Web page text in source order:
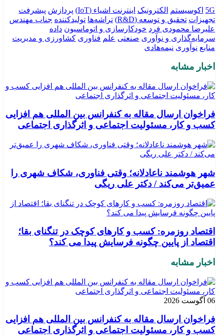
5G اکوسیستم الکترونیک اینترنت اشیاء (IoT) پردازش پیشرفت
تجهیزات تحقیق و توسعه (R&D) تراشه‌ها تولیدکننده جناب مهندس
علیرضا محمودی فرد خودکارسازی و اتوماسیون داده
سرمایه‌گذاری و نوآوری صنعتی علم فناوری کشاورزی و مدیریت
منابع نوآوری نیمه‌هادی
اخبار مشابه
فراخوان ارسال مقاله به کنفرانس بین المللی هم افزایی
کسب و کار، مسئولیت اجتماعی و اثرگذاری اجتماعی
شهر هوشمند ناعادلانه؛ وقتی فناوری، شکاف شهری را
عمیق‌تر می‌کند / دکتر علی ریگی
اقتصاد روزمره: کسب‌ و کارهای کوچک در تنگنای بقا؛
اقتصاد از پایین چگونه فرسایش پیدا می کند؟
اخبار مشابه
06 آگوست 2026
فراخوان ارسال مقاله به کنفرانس بین المللی هم افزایی
کسب و کار، مسئولیت اجتماعی و اثرگذاری اجتماعی